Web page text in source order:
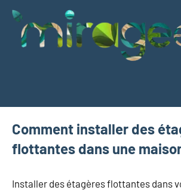
Aller
contenu
mieux
Comment installer des
flottantes dans une
Installer des étagères flottantes dans